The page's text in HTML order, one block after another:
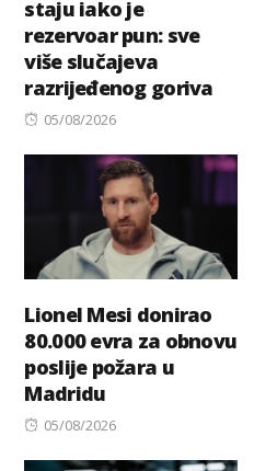
staju iako je
rezervoar pun: sve
više slučajeva
razrijeđenog goriva
Posted
05/08/2026
Lionel Mesi donirao
80.000 evra za obnovu
poslije požara u
Madridu
Posted
05/08/2026